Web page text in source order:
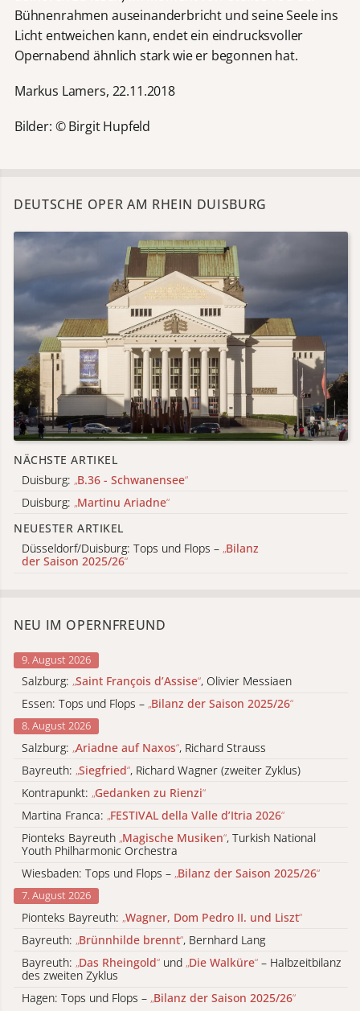
Bühnenrahmen auseinanderbricht und seine Seele ins
Licht entweichen kann, endet ein eindrucksvoller
Opernabend ähnlich stark wie er begonnen hat.
Markus Lamers, 22.11.2018
Bilder: © Birgit Hupfeld
DEUTSCHE OPER AM RHEIN DUISBURG
NÄCHSTE ARTIKEL
Duisburg: „B.36 - Schwanensee“
Duisburg: „Martinu Ariadne“
NEUESTER ARTIKEL
Düsseldorf/Duisburg: Tops und Flops – „Bilanz
der Saison 2025/26“
NEU IM OPERNFREUND
9. August 2026
Salzburg: „Saint François d’Assise“, Olivier Messiaen
Essen: Tops und Flops – „Bilanz der Saison 2025/26“
8. August 2026
Salzburg: „Ariadne auf Naxos“, Richard Strauss
Bayreuth: „Siegfried“, Richard Wagner (zweiter Zyklus)
Kontrapunkt: „Gedanken zu Rienzi“
Martina Franca: „FESTIVAL della Valle d’Itria 2026“
Pionteks Bayreuth „Magische Musiken“, Turkish National
Youth Philharmonic Orchestra
Wiesbaden: Tops und Flops – „Bilanz der Saison 2025/26“
7. August 2026
Pionteks Bayreuth: „Wagner, Dom Pedro II. und Liszt“
Bayreuth: „Brünnhilde brennt“, Bernhard Lang
Bayreuth: „Das Rheingold“ und „Die Walküre“ – Halbzeitbilanz
des zweiten Zyklus
Hagen: Tops und Flops – „Bilanz der Saison 2025/26“